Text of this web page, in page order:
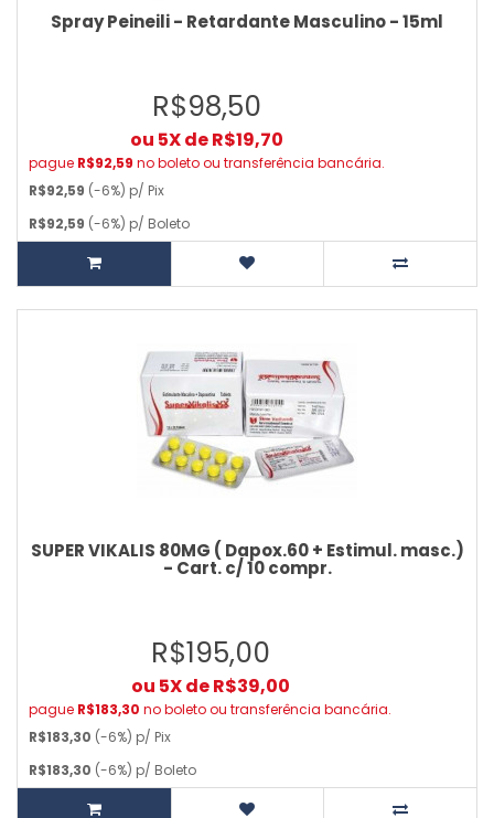
Spray Peineili - Retardante Masculino - 15ml
R$98,50
ou 5X de R$19,70
pague R$92,59 no boleto ou transferência bancária.
R$92,59 (-6%) p/ Pix
R$92,59 (-6%) p/ Boleto
SUPER VIKALIS 80MG ( Dapox.60 + Estimul. masc.)
- Cart. c/ 10 compr.
R$195,00
ou 5X de R$39,00
pague R$183,30 no boleto ou transferência bancária.
R$183,30 (-6%) p/ Pix
R$183,30 (-6%) p/ Boleto